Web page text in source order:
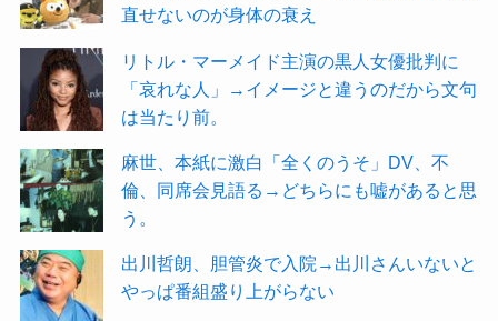
直せないのが身体の衰え
リトル・マーメイド主演の黒人女優批判に
「哀れな人」→イメージと違うのだから文句
は当たり前。
麻世、本紙に激白「全くのうそ」DV、不
倫、同席会見語る→どちらにも嘘があると思
う。
出川哲朗、胆管炎で入院→出川さんいないと
やっぱ番組盛り上がらない